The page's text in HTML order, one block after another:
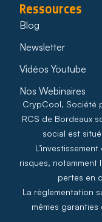
Ressources
Blog
Newsletter
Vidéos Youtube
Nos Webinaires
CrypCool, Société
RCS de Bordeaux
social est
risques, notamment
pertes en
La règlementation
mêmes